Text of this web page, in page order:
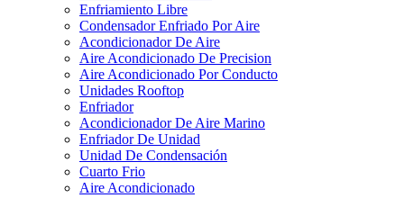
Enfriamiento Libre
Condensador Enfriado Por Aire
Acondicionador De Aire
Aire Acondicionado De Precision
Aire Acondicionado Por Conducto
Unidades Rooftop
Enfriador
Acondicionador De Aire Marino
Enfriador De Unidad
Unidad De Condensación
Cuarto Frio
Aire Acondicionado